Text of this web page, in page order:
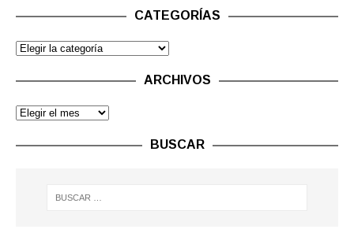
CATEGORÍAS
ARCHIVOS
BUSCAR